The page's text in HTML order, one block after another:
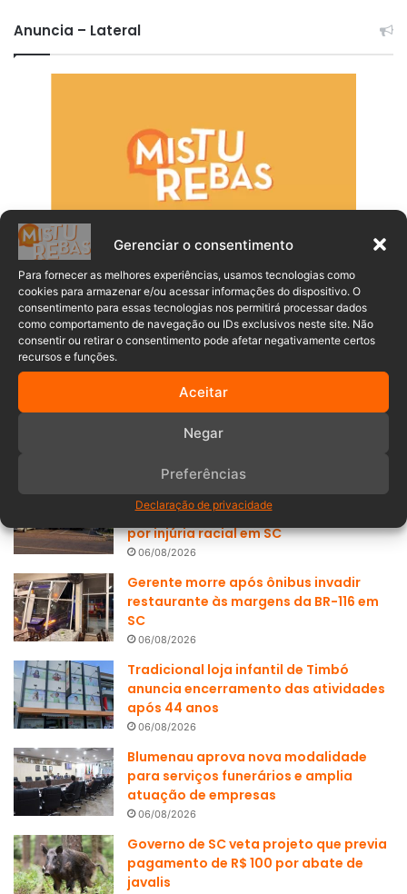
Gerenciar o consentimento
Para fornecer as melhores experiências, usamos tecnologias como
cookies para armazenar e/ou acessar informações do dispositivo. O
consentimento para essas tecnologias nos permitirá processar dados
como comportamento de navegação ou IDs exclusivos neste site. Não
consentir ou retirar o consentimento pode afetar negativamente certos
recursos e funções.
Aceitar
Negar
Preferências
Declaração de privacidade
Anuncia – Lateral
Exigência de médico “brasileiro,
branco e cristão” termina em processo
por injúria racial em SC
06/08/2026
Gerente morre após ônibus invadir
restaurante às margens da BR-116 em
SC
06/08/2026
Tradicional loja infantil de Timbó
anuncia encerramento das atividades
após 44 anos
06/08/2026
Blumenau aprova nova modalidade
para serviços funerários e amplia
atuação de empresas
06/08/2026
Governo de SC veta projeto que previa
pagamento de R$ 100 por abate de
javalis